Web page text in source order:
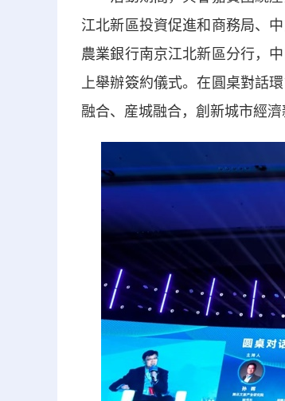
江北新區投資促進和商務局、
農業銀行南京江北新區分行，
上舉辦簽約儀式。在圓桌對話
融合、産城融合，創新城市經